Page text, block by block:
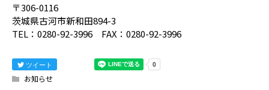
〒306-0116
茨城県古河市新和田894-3
TEL：0280-92-3996 FAX：0280-92-3996
ツイート
お知らせ